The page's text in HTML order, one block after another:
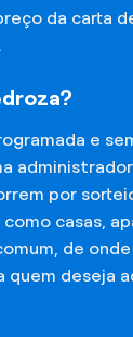
da carta
e
por
casas,
de
deseja